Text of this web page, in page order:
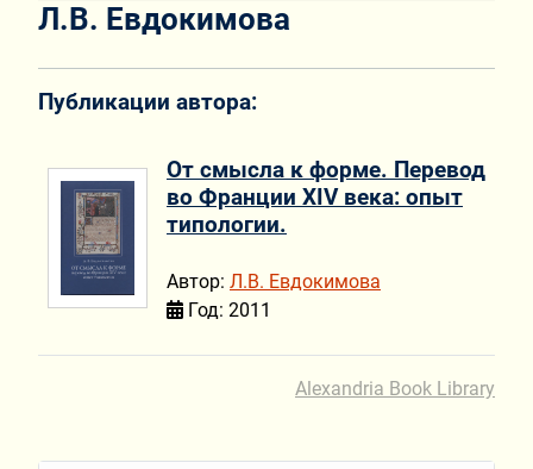
Л.В. Евдокимова
Публикации автора:
От смысла к форме. Перевод
во Франции XIV века: опыт
типологии.
Автор: Л.В. Евдокимова
Год: 2011
Alexandria Book Library